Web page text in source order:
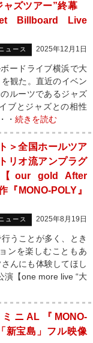
ャズツアー”終幕
Billboard Live
ュース 2025年12月1日
ードライブ横浜で大
観た。直近のイベン
ルーツであるジャズ
ブとジャズとの相性
・ 続きを読む
＞全国ホールツア
リオ流アンプラグ
our gold After
MONO-POLY』
ュース 2025年8月19日
うことが多く、とき
ンを楽しむこともあ
んにも体験してほし
演【one more live “大
ニAL『MONO-
新宝島」フル映像